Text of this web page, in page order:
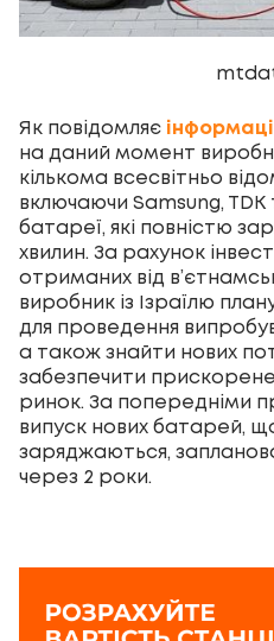
Як повідомляє
на даний момент
кількома всесвітньо
включаючи Samsung,
батареї, які повністю
хвилин. За рахунок
отриманих від
виробник із Ізраїлю
для проведення
а також знайти нових
забезпечити
ринок. За попередніми
випуск нових батарей,
заряджаються,
через 2 роки.